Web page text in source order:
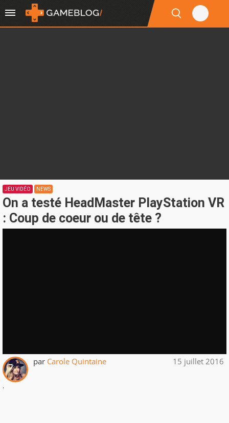
JEU VIDÉO NEWS
On a testé HeadMaster PlayStation VR
: Coup de coeur ou de tête ?
par Carole Quintaine 15 juillet 2016
.